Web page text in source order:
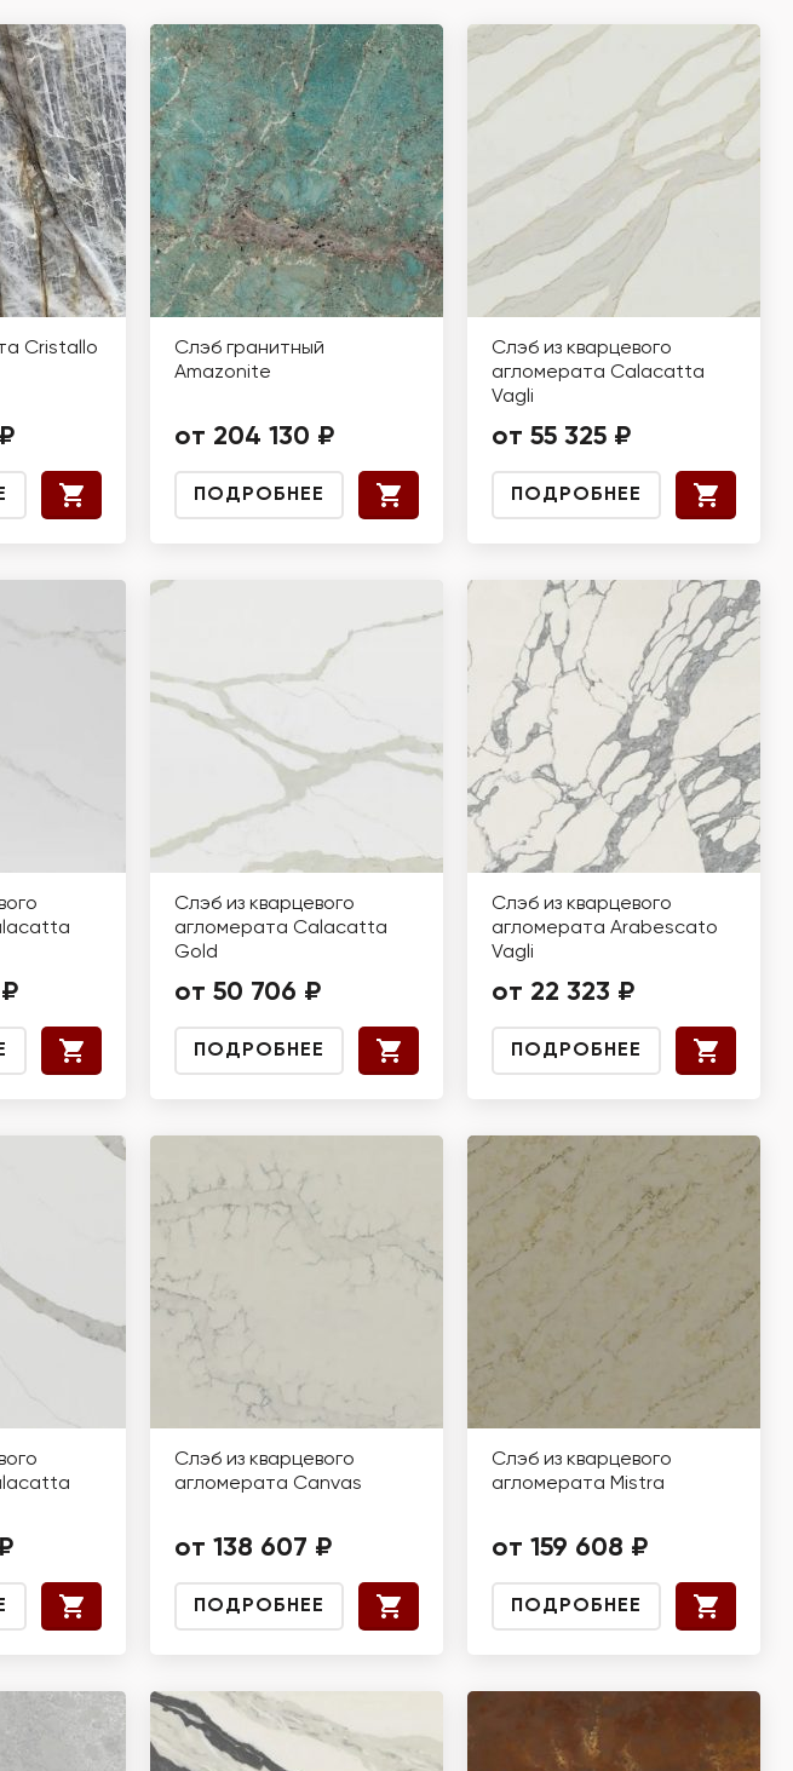
Cristallo
Слэб гранитный
Amazonite
от 204 130 ₽
ПОДРОБНЕЕ
Слэб из кварцевого
агломерата Calacatta
Vagli
от 55 325 ₽
ПОДРОБНЕЕ
Слэб из кварцевого
агломерата Calacatta
Gold
от 50 706 ₽
ПОДРОБНЕЕ
Слэб из кварцевого
агломерата Arabescato
Vagli
от 22 323 ₽
ПОДРОБНЕЕ
Слэб из кварцевого
агломерата Canvas
от 138 607 ₽
ПОДРОБНЕЕ
Слэб из кварцевого
агломерата Mistra
от 159 608 ₽
ПОДРОБНЕЕ